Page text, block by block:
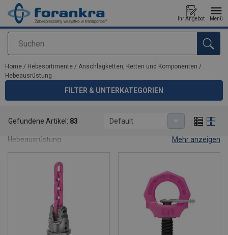
Suchen
Ihr Angebot Menü
Anfragen
Home / Hebesortimente / Anschlagketten, Ketten und Komponenten /
Hebeausrüstung
FILTER & UNTERKATEGORIEN
Hebeausrüstung. Mehr anzeigen
Gefundene Artikel: 83 Default